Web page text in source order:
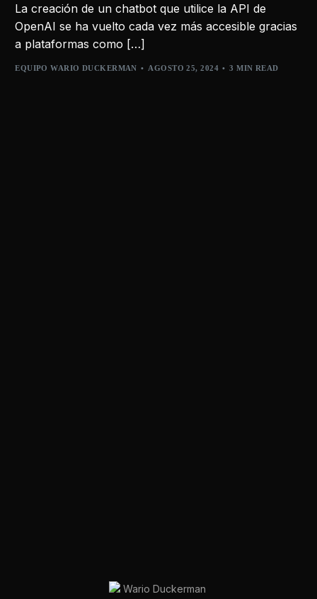
La creación de un chatbot que utilice la API de
OpenAI se ha vuelto cada vez más accesible gracias
a plataformas como […]
EQUIPO WARIO DUCKERMAN AGOSTO 25, 2024 3 MIN READ